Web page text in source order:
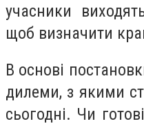
учасники
щоб визначити
В основі
дилеми, з якими
сьогодні. Чи